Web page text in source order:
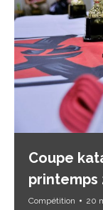
Coupe
printemps
Compétition 20